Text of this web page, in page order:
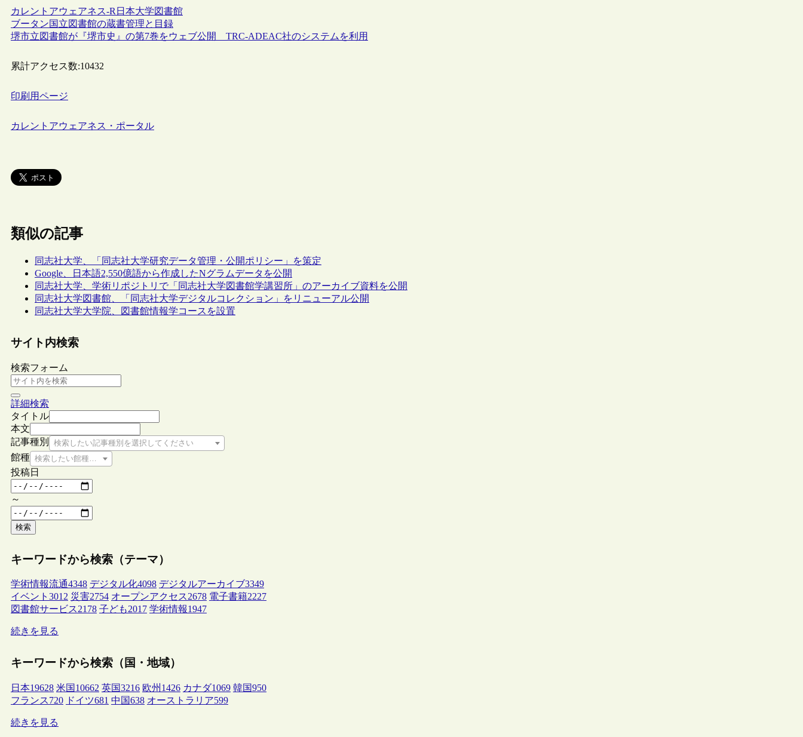
カレントアウェアネス-R 日本大学図書館
ブータン国立図書館の蔵書管理と目録
堺市立図書館が『堺市史』の第7巻をウェブ公開 TRC-ADEAC社のシステムを利用
累計アクセス数:10432
印刷用ページ
カレントアウェアネス・ポータル
類似の記事
同志社大学、「同志社大学研究データ管理・公開ポリシー」を策定
Google、日本語2,550億語から作成したNグラムデータを公開
同志社大学、学術リポジトリで「同志社大学図書館学講習所」のアーカイブ資料を公開
同志社大学図書館、「同志社大学デジタルコレクション」をリニューアル公開
同志社大学大学院、図書館情報学コースを設置
サイト内検索
検索フォーム
詳細検索
タイトル
本文
記事種別
検索したい記事種別を選択してください
館種 検索したい館種を選択してください
投稿日
～
検索
キーワードから検索（テーマ）
学術情報流通4348 デジタル化4098 デジタルアーカイブ3349
イベント 3012 災害2754 オープンアクセス2678 電子書籍2227
図書館サービス2178 子ども2017 学術情報1947
続きを見る
キーワードから検索（国・地域）
日本19628 米国 10662 英国3216 欧州 1426 カナダ1069 韓国950
フランス720 ドイツ681 中国638 オーストラリア599
続きを見る